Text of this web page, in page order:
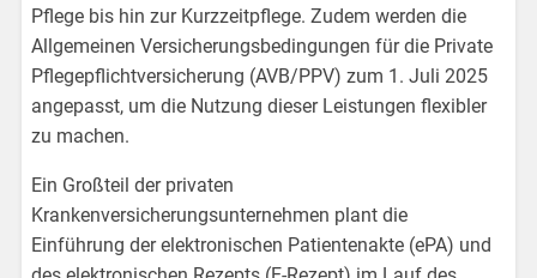
Pflege bis hin zur Kurzzeitpflege. Zudem werden die
Allgemeinen Versicherungsbedingungen für die Private
Pflegepflichtversicherung (AVB/PPV) zum 1. Juli 2025
angepasst, um die Nutzung dieser Leistungen flexibler
zu machen.
Ein Großteil der privaten
Krankenversicherungsunternehmen plant die
Einführung der elektronischen Patientenakte (ePA) und